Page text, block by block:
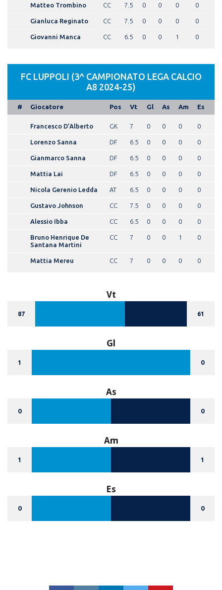
Matteo Trombino CC 7.5 0 0 0 0
Gianluca Reginato CC 7.5 0 0 0 0
Giovanni Manca CC 6.5 0 0 1 0
FC LUPPOLI (3^ CAMPIONATO LEGA CALCIO
A8 2024-25)
# Giocatore Pos Vt Gl As Am Es
Francesco D’Alberto GK 7 0 0 0 0
Lorenzo Sanna DF 6.5 0 0 0 0
Gianmarco Sanna DF 6.5 0 0 0 0
Mattia Lai DF 6.5 0 0 0 0
Nicola Gerenio Ledda AT 6.5 0 0 0 0
Gustavo Johnson CC 7.5 0 0 0 0
Alessio Ibba CC 6.5 0 0 0 0
Bruno Henrique De
Santana Martini
CC 7 0 0 1 0
Mattia Mereu CC 7 0 0 0 0
Vt
87 61
Gl
1 0
As
0 0
Am
1 1
Es
0 0